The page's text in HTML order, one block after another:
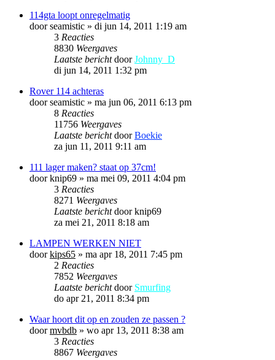
114gta loopt onregelmatig
doorseamistic » di jun 14, 2011 1:19 am
3 Reacties
8830 Weergaves
Laatste berichtdoorJohnny_D
di jun 14, 2011 1:32 pm
Rover 114 achteras
doorseamistic » ma jun 06, 2011 6:13 pm
8 Reacties
11756 Weergaves
Laatste berichtdoorBoekie
za jun 11, 2011 9:11 am
111 lager maken? staat op 37cm!
doorknip69 » ma mei 09, 2011 4:04 pm
3 Reacties
8271 Weergaves
Laatste berichtdoorknip69
za mei 21, 2011 8:18 am
LAMPEN WERKEN NIET
doorkips65 » ma apr 18, 2011 7:45 pm
2 Reacties
7852 Weergaves
Laatste berichtdoor Smurfing
do apr 21, 2011 8:34 pm
Waar hoort dit op en zouden ze passen ?
doormvbdb » wo apr 13, 2011 8:38 am
3 Reacties
8867 Weergaves